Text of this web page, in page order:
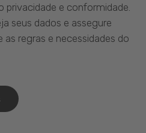
privacidade e conformidade.
seus dados e assegure
regras e necessidades do